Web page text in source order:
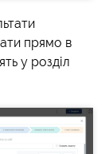
прямо в
у розділ